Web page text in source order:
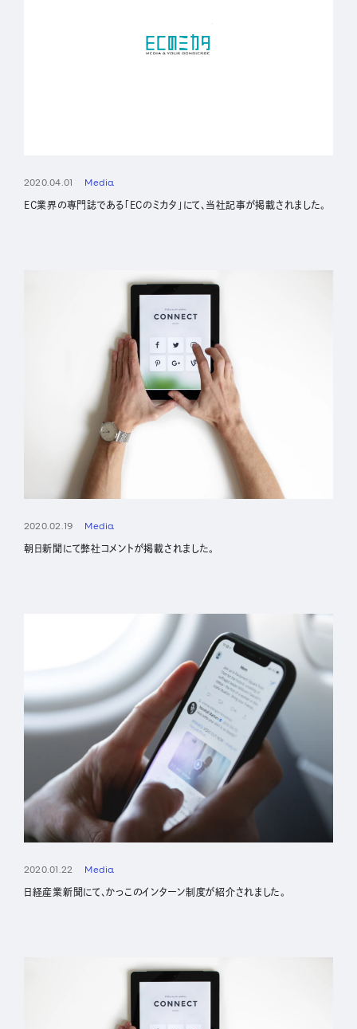
2020.04.01 Media
EC業界の専門誌である「ECのミカタ」にて、当社記事が掲載されました。
2020.02.19 Media
朝日新聞にて弊社コメントが掲載されました。
2020.01.22 Media
日経産業新聞にて、かっこのインターン制度が紹介されました。